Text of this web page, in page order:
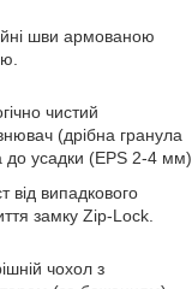
шви армованою
чистий
(дрібна гранула
до усадки (EPS 2-4 мм)
від випадкового
замку Zip-Lock.
чохол з